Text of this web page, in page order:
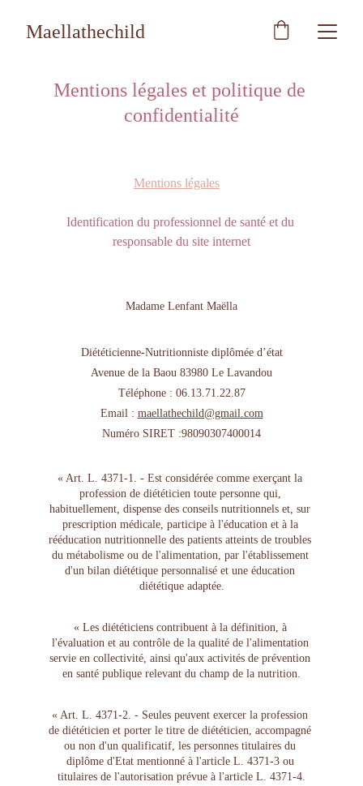
Maellathechild
Mentions légales et politique de
confidentialité
Mentions légales
Identification du professionnel de santé et du
responsable du site internet
Madame Lenfant Maëlla
Diététicienne-Nutritionniste diplômée d’état
Avenue de la Baou 83980 Le Lavandou
Téléphone : 06.13.71.22.87
Email : maellathechild@gmail.com
Numéro SIRET :98090307400014
​« Art. L. 4371-1. - Est considérée comme exerçant la
profession de diététicien toute personne qui,
habituellement, dispense des conseils nutritionnels et, sur
prescription médicale, participe à l'éducation et à la
rééducation nutritionnelle des patients atteints de troubles
du métabolisme ou de l'alimentation, par l'établissement
d'un bilan diététique personnalisé et une éducation
diététique adaptée.
« Les diététiciens contribuent à la définition, à
l'évaluation et au contrôle de la qualité de l'alimentation
servie en collectivité, ainsi qu'aux activités de prévention
en santé publique relevant du champ de la nutrition.
​« Art. L. 4371-2. - Seules peuvent exercer la profession
de diététicien et porter le titre de diététicien, accompagné
ou non d'un qualificatif, les personnes titulaires du
diplôme d'Etat mentionné à l'article L. 4371-3 ou
titulaires de l'autorisation prévue à l'article L. 4371-4.